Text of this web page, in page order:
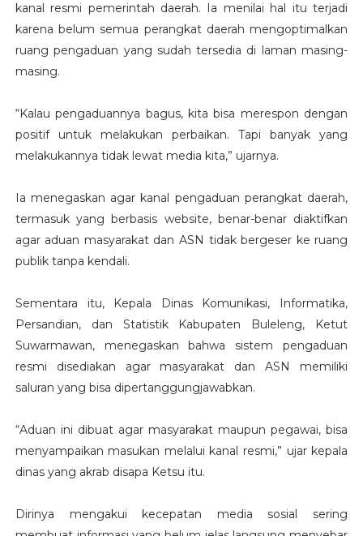
kanal resmi pemerintah daerah. Ia menilai hal itu terjadi
karena belum semua perangkat daerah mengoptimalkan
ruang pengaduan yang sudah tersedia di laman masing-
masing.
“Kalau pengaduannya bagus, kita bisa merespon dengan
positif untuk melakukan perbaikan. Tapi banyak yang
melakukannya tidak lewat media kita,” ujarnya.
Ia menegaskan agar kanal pengaduan perangkat daerah,
termasuk yang berbasis website, benar-benar diaktifkan
agar aduan masyarakat dan ASN tidak bergeser ke ruang
publik tanpa kendali.
Sementara itu, Kepala Dinas Komunikasi, Informatika,
Persandian, dan Statistik Kabupaten Buleleng, Ketut
Suwarmawan, menegaskan bahwa sistem pengaduan
resmi disediakan agar masyarakat dan ASN memiliki
saluran yang bisa dipertanggungjawabkan.
“Aduan ini dibuat agar masyarakat maupun pegawai, bisa
menyampaikan masukan melalui kanal resmi,” ujar kepala
dinas yang akrab disapa Ketsu itu.
Dirinya mengakui kecepatan media sosial sering